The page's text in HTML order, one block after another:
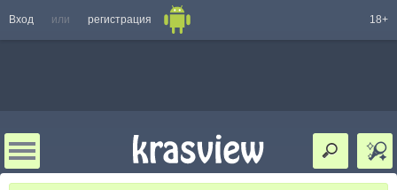
Вход или регистрация 18+